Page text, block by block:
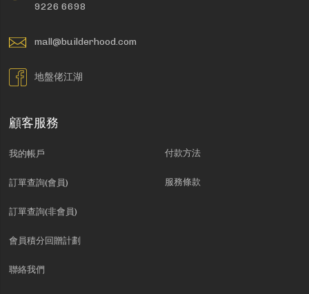
9226 6698
mall@builderhood.com
地盤佬江湖
顧客服務
我的帳戶
訂單查詢(會員)
訂單查詢(非會員)
會員積分回贈計劃
聯絡我們
付款方法
服務條款